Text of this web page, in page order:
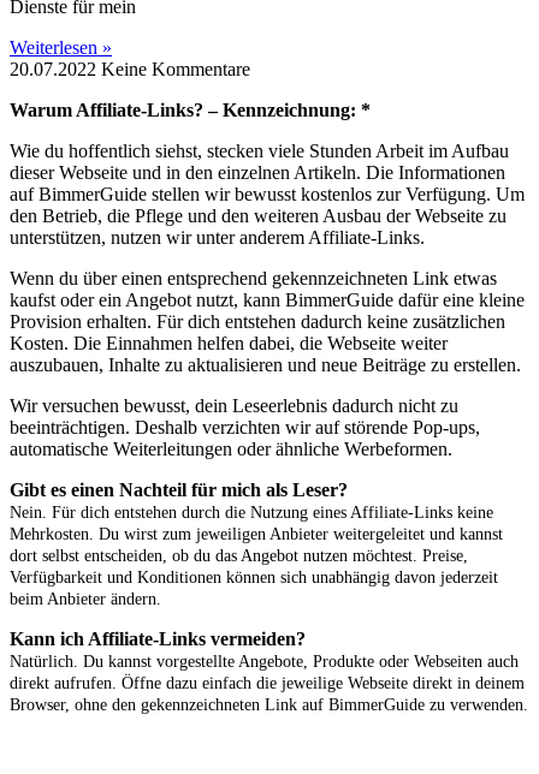
Dienste für mein
Weiterlesen »
20.07.2022 Keine Kommentare
Warum Affiliate-Links? – Kennzeichnung: *
Wie du hoffentlich siehst, stecken viele Stunden Arbeit im Aufbau
dieser Webseite und in den einzelnen Artikeln. Die Informationen
auf BimmerGuide stellen wir bewusst kostenlos zur Verfügung. Um
den Betrieb, die Pflege und den weiteren Ausbau der Webseite zu
unterstützen, nutzen wir unter anderem Affiliate-Links.
Wenn du über einen entsprechend gekennzeichneten Link etwas
kaufst oder ein Angebot nutzt, kann BimmerGuide dafür eine kleine
Provision erhalten. Für dich entstehen dadurch keine zusätzlichen
Kosten. Die Einnahmen helfen dabei, die Webseite weiter
auszubauen, Inhalte zu aktualisieren und neue Beiträge zu erstellen.
Wir versuchen bewusst, dein Leseerlebnis dadurch nicht zu
beeinträchtigen. Deshalb verzichten wir auf störende Pop-ups,
automatische Weiterleitungen oder ähnliche Werbeformen.
Gibt es einen Nachteil für mich als Leser?
Nein. Für dich entstehen durch die Nutzung eines Affiliate-Links keine
Mehrkosten. Du wirst zum jeweiligen Anbieter weitergeleitet und kannst
dort selbst entscheiden, ob du das Angebot nutzen möchtest. Preise,
Verfügbarkeit und Konditionen können sich unabhängig davon jederzeit
beim Anbieter ändern.
Kann ich Affiliate-Links vermeiden?
Natürlich. Du kannst vorgestellte Angebote, Produkte oder Webseiten auch
direkt aufrufen. Öffne dazu einfach die jeweilige Webseite direkt in deinem
Browser, ohne den gekennzeichneten Link auf BimmerGuide zu verwenden.